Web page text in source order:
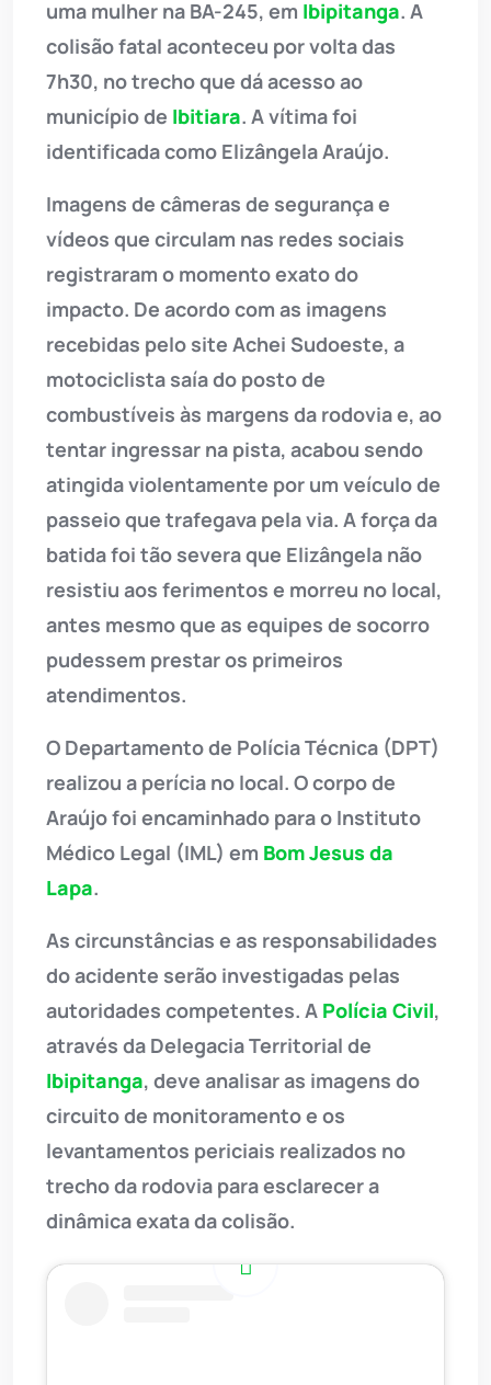
uma mulher na BA-245, em Ibipitanga. A
colisão fatal aconteceu por volta das
7h30, no trecho que dá acesso ao
município de Ibitiara. A vítima foi
identificada como Elizângela Araújo.
Imagens de câmeras de segurança e
vídeos que circulam nas redes sociais
registraram o momento exato do
impacto. De acordo com as imagens
recebidas pelo site Achei Sudoeste, a
motociclista saía do posto de
combustíveis às margens da rodovia e, ao
tentar ingressar na pista, acabou sendo
atingida violentamente por um veículo de
passeio que trafegava pela via. A força da
batida foi tão severa que Elizângela não
resistiu aos ferimentos e morreu no local,
antes mesmo que as equipes de socorro
pudessem prestar os primeiros
atendimentos.
O Departamento de Polícia Técnica (DPT)
realizou a perícia no local. O corpo de
Araújo foi encaminhado para o Instituto
Médico Legal (IML) em Bom Jesus da
Lapa.
As circunstâncias e as responsabilidades
do acidente serão investigadas pelas
autoridades competentes. A Polícia Civil,
através da Delegacia Territorial de
Ibipitanga, deve analisar as imagens do
circuito de monitoramento e os
levantamentos periciais realizados no
trecho da rodovia para esclarecer a
dinâmica exata da colisão.